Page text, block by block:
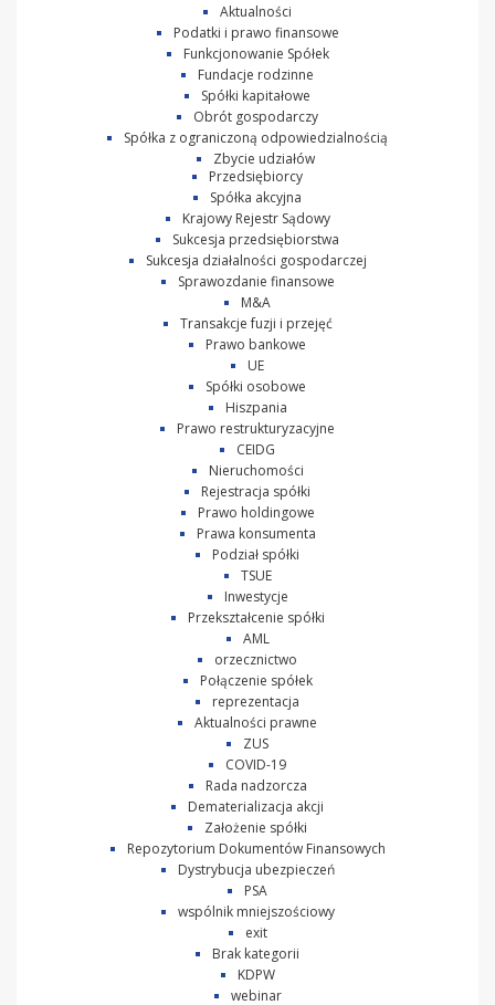
Aktualności
Podatki i prawo finansowe
Funkcjonowanie Spółek
Fundacje rodzinne
Spółki kapitałowe
Obrót gospodarczy
Spółka z ograniczoną odpowiedzialnością
Zbycie udziałów
Przedsiębiorcy
Spółka akcyjna
Krajowy Rejestr Sądowy
Sukcesja przedsiębiorstwa
Sukcesja działalności gospodarczej
Sprawozdanie finansowe
M&A
Transakcje fuzji i przejęć
Prawo bankowe
UE
Spółki osobowe
Hiszpania
Prawo restrukturyzacyjne
CEIDG
Nieruchomości
Rejestracja spółki
Prawo holdingowe
Prawa konsumenta
Podział spółki
TSUE
Inwestycje
Przekształcenie spółki
AML
orzecznictwo
Połączenie spółek
reprezentacja
Aktualności prawne
ZUS
COVID-19
Rada nadzorcza
Dematerializacja akcji
Założenie spółki
Repozytorium Dokumentów Finansowych
Dystrybucja ubezpieczeń
PSA
wspólnik mniejszościowy
exit
Brak kategorii
KDPW
webinar